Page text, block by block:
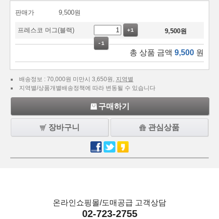
판매가 9,500원
프레스코 머그(블랙) +1
-1
9,500원
총 상품 금액 9,500 원
배송정보 : 70,000원 미만시 3,650원, 지역별
지역별/상품개별배송정책에 따라 변동될 수 있습니다
구매하기
장바구니 관심상품
온라인쇼핑몰/도매공급 고객상담
02-723-2755